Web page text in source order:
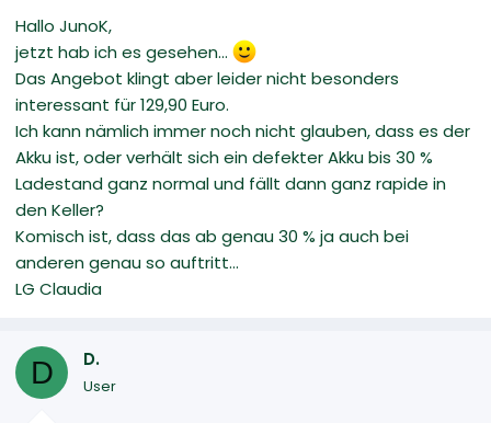
Hallo JunoK,
jetzt hab ich es gesehen...
Das Angebot klingt aber leider nicht besonders
interessant für 129,90 Euro.
Ich kann nämlich immer noch nicht glauben, dass es der
Akku ist, oder verhält sich ein defekter Akku bis 30 %
Ladestand ganz normal und fällt dann ganz rapide in
den Keller?
Komisch ist, dass das ab genau 30 % ja auch bei
anderen genau so auftritt...
LG Claudia
D D.
User